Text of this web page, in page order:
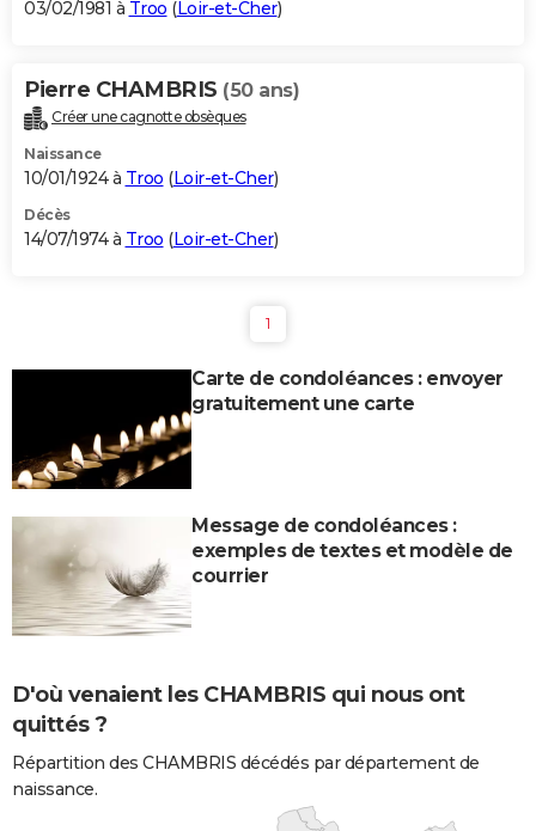
03/02/1981 à Troo (Loir-et-Cher)
Pierre CHAMBRIS (50 ans)
Créer une cagnotte obsèques
Naissance
10/01/1924 à Troo (Loir-et-Cher)
Décès
14/07/1974 à Troo (Loir-et-Cher)
1
Carte de condoléances : envoyer
gratuitement une carte
Message de condoléances :
exemples de textes et modèle de
courrier
D'où venaient les CHAMBRIS qui nous ont
quittés ?
Répartition des CHAMBRIS décédés par département de
naissance.